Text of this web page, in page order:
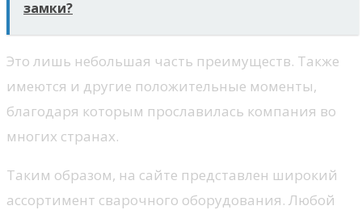
замки?
Это лишь небольшая часть преимуществ. Также
имеются и другие положительные моменты,
благодаря которым прославилась компания во
многих странах.
Таким образом, на сайте представлен широкий
ассортимент сварочного оборудования. Любой